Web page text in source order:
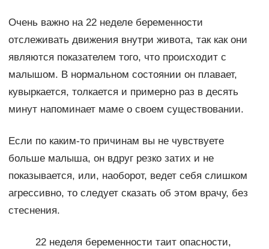
Очень важно на 22 неделе беременности
отслеживать движения внутри живота, так как они
являются показателем того, что происходит с
малышом. В нормальном состоянии он плавает,
кувыркается, толкается и примерно раз в десять
минут напоминает маме о своем существовании.
Если по каким-то причинам вы не чувствуете
больше малыша, он вдруг резко затих и не
показывается, или, наоборот, ведет себя слишком
агрессивно, то следует сказать об этом врачу, без
стеснения.
22 неделя беременности таит опасности,